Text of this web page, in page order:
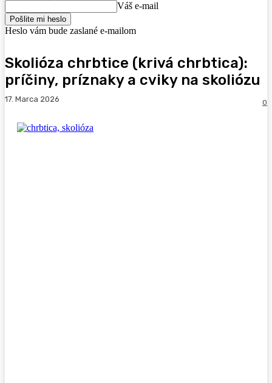
Váš e-mail
Heslo vám bude zaslané e-mailom
Skolióza chrbtice (krivá chrbtica):
príčiny, príznaky a cviky na skoliózu
17. Marca 2026 0